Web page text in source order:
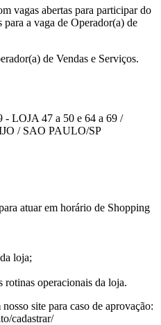
vagas abertas para participar do
a vaga de Operador(a) de
de Vendas e Serviços.
LOJA 47 a 50 e 64 a 69 /
/ SAO PAULO/SP
atuar em horário de Shopping
loja;
rotinas operacionais da loja.
site para caso de aprovação:
cadastrar/